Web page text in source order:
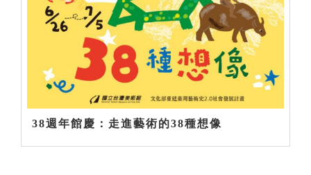
38週年館慶：走進藝術的38種想像